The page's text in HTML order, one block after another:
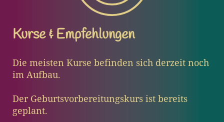
Kurse & Empfehlungen
Die meisten Kurse befinden sich derzeit noch
im Aufbau.
Der Geburtsvorbereitungskurs ist bereits
geplant.